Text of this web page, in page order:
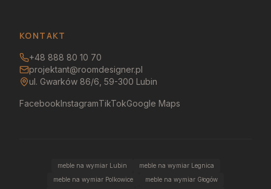
KONTAKT
+48 888 80 10 70
projektant@roomdesigner.pl
ul. Gwarków 86/6, 59-300 Lubin
FacebookInstagramTikTokGoogle Maps
meble na wymiar Lubin
meble na wymiar Legnica
meble na wymiar Polkowice
meble na wymiar Głogów